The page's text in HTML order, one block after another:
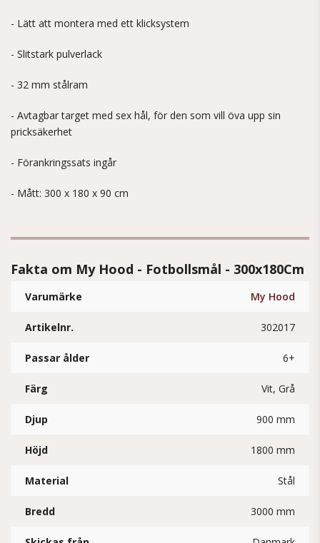
- Lätt att montera med ett klicksystem
- Slitstark pulverlack
- 32 mm stålram
- Avtagbar target med sex hål, för den som vill öva upp sin
pricksäkerhet
- Förankringssats ingår
- Mått: 300 x 180 x 90 cm
Fakta om My Hood - Fotbollsmål - 300x180Cm
Varumärke My Hood
Artikelnr. 302017
Passar ålder 6+
Färg Vit, Grå
Djup 900 mm
Höjd 1800 mm
Material Stål
Bredd 3000 mm